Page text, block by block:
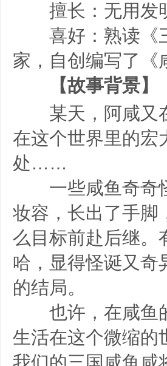
擅长：无用发
喜好：熟读《三
家，自创编写了《
【故事背景】
某天，阿咸又在
在这个世界里的宏
处……
一些咸鱼奇奇怪
妆容，长出了手脚
么目标前赴后继。
哈，显得怪诞又奇
的结局。
也许，在咸鱼的
生活在这个微缩的